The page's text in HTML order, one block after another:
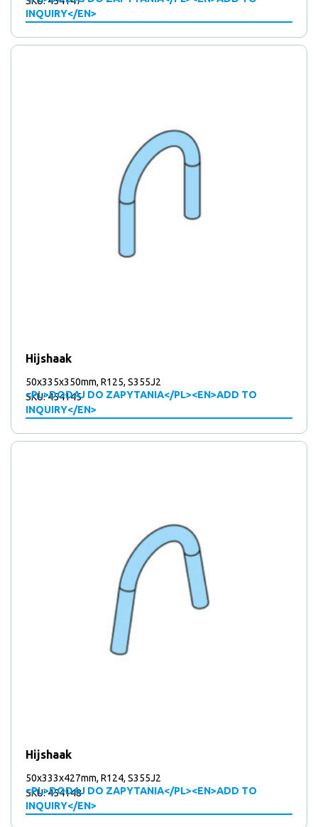
INQUIRY</EN>
Hijshaak
50x335x350mm, R125, S355J2
<PL>DODAJ DO ZAPYTANIA</PL><EN>ADD TO
INQUIRY</EN>
SKU: 454145
Hijshaak
50x333x427mm, R124, S355J2
<PL>DODAJ DO ZAPYTANIA</PL><EN>ADD TO
INQUIRY</EN>
SKU: 454148